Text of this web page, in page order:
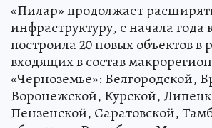
«Пилар» продолжает
инфраструктуру, с начала
построила 20 новых объектов в
входящих в состав
«Черноземье»: Белгородской,
Воронежской, Курской,
Пензенской, Саратовской,